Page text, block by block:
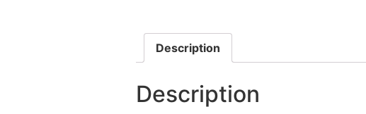
Description
Description